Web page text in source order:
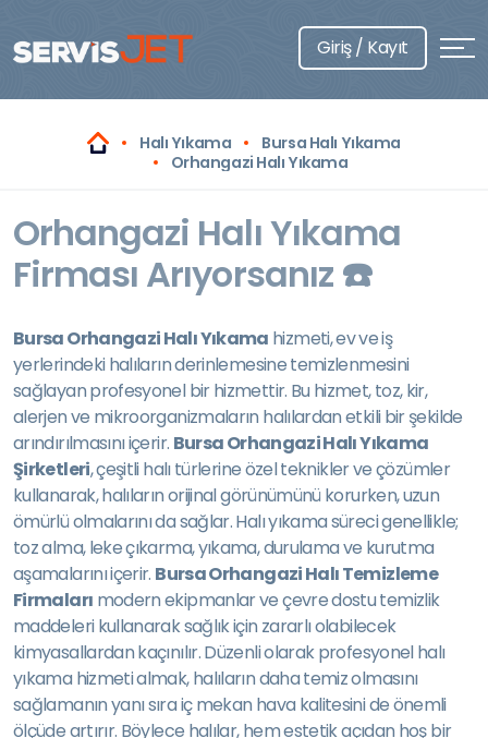
Giriş / Kayıt
Halı Yıkama
Bursa Halı Yıkama
Orhangazi Halı Yıkama
Orhangazi Halı Yıkama
Firması Arıyorsanız ☎️
Bursa Orhangazi Halı Yıkama hizmeti, ev ve iş
yerlerindeki halıların derinlemesine temizlenmesini
sağlayan profesyonel bir hizmettir. Bu hizmet, toz, kir,
alerjen ve mikroorganizmaların halılardan etkili bir şekilde
arındırılmasını içerir. Bursa Orhangazi Halı Yıkama
Şirketleri, çeşitli halı türlerine özel teknikler ve çözümler
kullanarak, halıların orijinal görünümünü korurken, uzun
ömürlü olmalarını da sağlar. Halı yıkama süreci genellikle;
toz alma, leke çıkarma, yıkama, durulama ve kurutma
aşamalarını içerir. Bursa Orhangazi Halı Temizleme
Firmaları modern ekipmanlar ve çevre dostu temizlik
maddeleri kullanarak sağlık için zararlı olabilecek
kimyasallardan kaçınılır. Düzenli olarak profesyonel halı
yıkama hizmeti almak, halıların daha temiz olmasını
sağlamanın yanı sıra iç mekan hava kalitesini de önemli
ölçüde artırır. Böylece halılar, hem estetik açıdan hoş bir